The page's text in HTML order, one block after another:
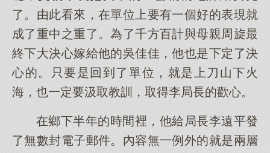
了。由此看來，在單位上要有一個好的表現就
成了重中之重了。為了千方百計與母親周旋最
終下大決心嫁給他的吳佳佳，他也是下定了決
心的。只要是回到了單位，就是上刀山下火
海，也一定要汲取教訓，取得李局長的歡心。
在鄉下半年的時間裡，他給局長李遠平發
了無數封電子郵件。內容無一例外的就是兩層